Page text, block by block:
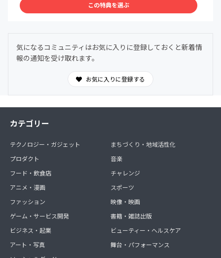
③ メンバー限定Discordコミュニティ
わからないことは気軽に質問OK。日常的に気づきや学び
を共有できます。
この特典を選ぶ
気になるコミュニティはお気に入りに登録しておくと新着情
報の通知を受け取れます。
お気に入りに登録する
カテゴリー
テクノロジー・ガジェット
プロダクト
フード・飲食店
アニメ・漫画
ファッション
ゲーム・サービス開発
ビジネス・起業
アート・写真
まちづくり・地域活性化
音楽
チャレンジ
スポーツ
映像・映画
書籍・雑誌出版
ビューティー・ヘルスケア
舞台・パフォーマンス